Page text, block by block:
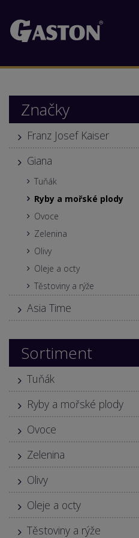
Značky
Franz Josef Kaiser
Giana
Tuňák
Ryby a mořské plody
Ovoce
Zelenina
Olivy
Oleje a octy
Těstoviny a rýže
Asia Time
Sortiment
Tuňák
Ryby a mořské plody
Ovoce
Zelenina
Olivy
Oleje a octy
Těstoviny a rýže